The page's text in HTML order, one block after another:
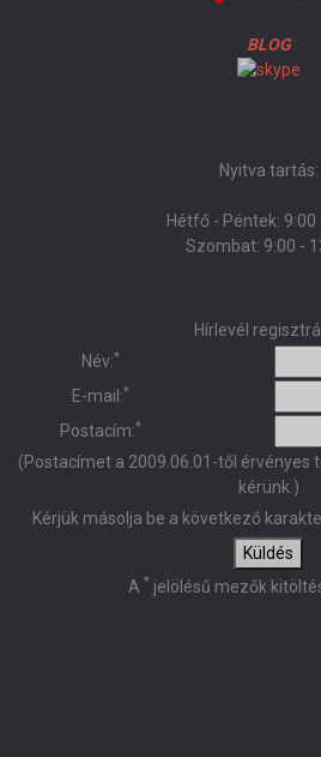
BLOG
Nyitva tartás:
Hétfő - Péntek: 9:00
Szombat: 9:00 -
Hírlevél
Név:*
E-mail:*
Postacím:*
(Postacímet a 2009.06.01-től érvényes
kérünk.)
Kérjük másolja be a következő
Küldés
A * jelölésű mezők